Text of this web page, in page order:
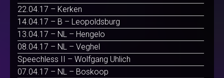
22.04.17 – Kerken
14.04.17 – B – Leopoldsburg
13.04.17 – NL – Hengelo
08.04.17 – NL – Veghel
Speechless II – Wolfgang Uhlich
07.04.17 – NL – Boskoop